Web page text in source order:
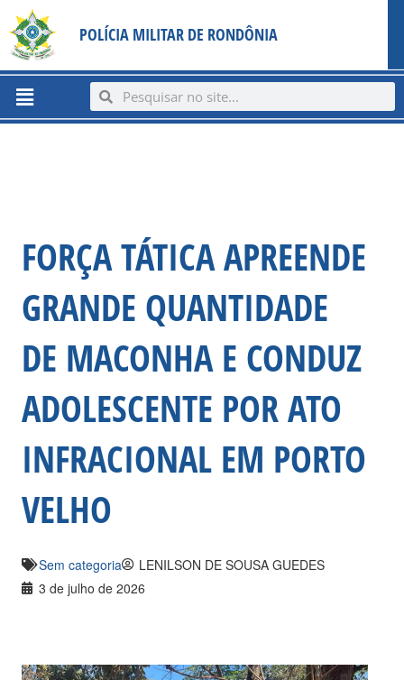
content
para
conteúdo
POLÍCIA MILITAR DE RONDÔNIA
Menu SearchSearch
FORÇA TÁTICA APREENDE
GRANDE QUANTIDADE
DE MACONHA E CONDUZ
ADOLESCENTE POR ATO
INFRACIONAL EM PORTO
VELHO
Sem categoria
LENILSON DE SOUSA GUEDES
3 de julho de 2026